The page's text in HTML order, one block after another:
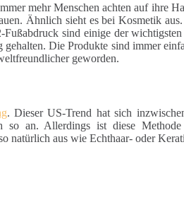
mehr Menschen achten auf ihre
Ähnlich sieht es bei Kosmetik
sind einige der
Die Produkte sind immer
geworden.
. Dieser US-Trend hat sich
so an. Allerdings ist diese
natürlich aus wie Echthaar- oder